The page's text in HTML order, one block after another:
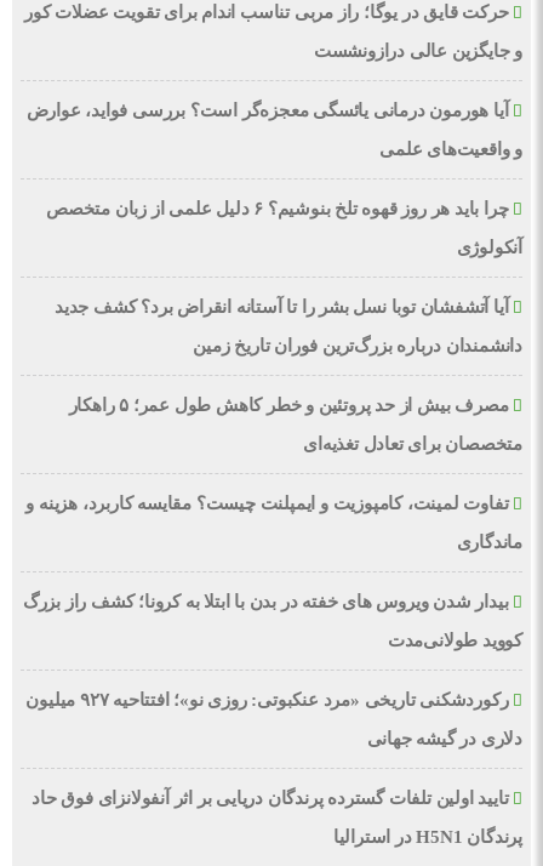
حرکت قایق در یوگا؛ راز مربی تناسب اندام برای تقویت عضلات کور
و جایگزین عالی درازونشست
آیا هورمون درمانی یائسگی معجزه‌گر است؟ بررسی فواید، عوارض
و واقعیت‌های علمی
چرا باید هر روز قهوه تلخ بنوشیم؟ ۶ دلیل علمی از زبان متخصص
آنکولوژی
آیا آتشفشان توبا نسل بشر را تا آستانه انقراض برد؟ کشف جدید
دانشمندان درباره بزرگ‌ترین فوران تاریخ زمین
مصرف بیش از حد پروتئین و خطر کاهش طول عمر؛ ۵ راهکار
متخصصان برای تعادل تغذیه‌ای
تفاوت لمینت، کامپوزیت و ایمپلنت چیست؟ مقایسه کاربرد، هزینه و
ماندگاری
بیدار شدن ویروس‌ های خفته در بدن با ابتلا به کرونا؛ کشف راز بزرگ
کووید طولانی‌مدت
رکوردشکنی تاریخی «مرد عنکبوتی: روزی نو»؛ افتتاحیه ۹۲۷ میلیون
دلاری در گیشه جهانی
تایید اولین تلفات گسترده پرندگان دریایی بر اثر آنفولانزای فوق حاد
پرندگان H5N1 در استرالیا